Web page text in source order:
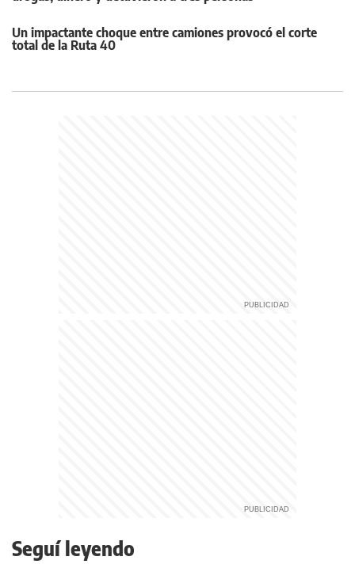
Un impactante choque entre camiones provocó el corte
total de la Ruta 40
Seguí leyendo